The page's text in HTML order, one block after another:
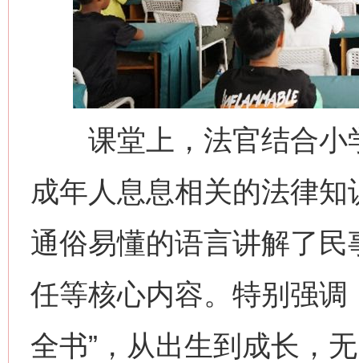
课堂上，法官结合小
成年人息息相关的法律
通俗易懂的语言讲解了
任等核心内容。特别强调
全书”，从出生到成长，